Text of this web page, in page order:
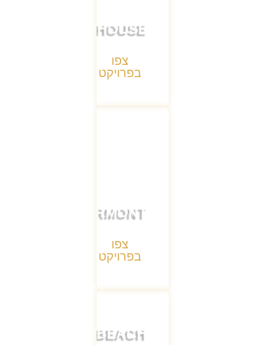
ARTHOUSE
צפו
בפרויקט
FAIRMONT
צפו
בפרויקט
BEACH